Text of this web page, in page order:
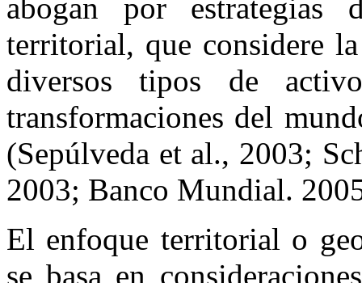
abogan por estrategias
territorial, que considere
diversos tipos de
transformaciones del
(Sepúlveda et al., 2003;
2003; Banco Mundial.
El enfoque territorial o
se basa en